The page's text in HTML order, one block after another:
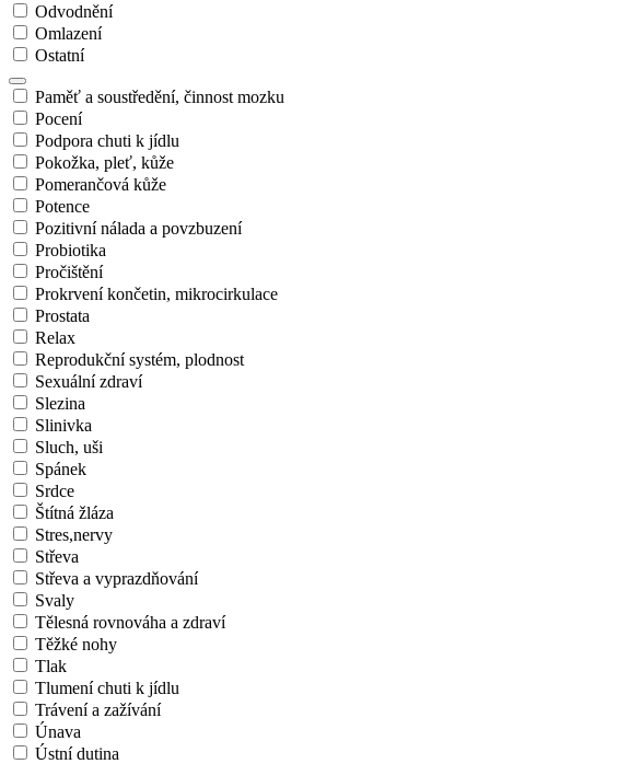
Odvodnění
Omlazení
Ostatní
Paměť a soustředění, činnost mozku
Pocení
Podpora chuti k jídlu
Pokožka, pleť, kůže
Pomerančová kůže
Potence
Pozitivní nálada a povzbuzení
Probiotika
Pročištění
Prokrvení končetin, mikrocirkulace
Prostata
Relax
Reprodukční systém, plodnost
Sexuální zdraví
Slezina
Slinivka
Sluch, uši
Spánek
Srdce
Štítná žláza
Stres,nervy
Střeva
Střeva a vyprazdňování
Svaly
Tělesná rovnováha a zdraví
Těžké nohy
Tlak
Tlumení chuti k jídlu
Trávení a zažívání
Únava
Ústní dutina